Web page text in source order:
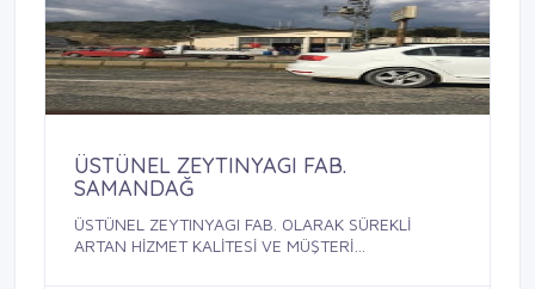
ÜSTÜNEL ZEYTINYAGI FAB.
SAMANDAĞ
ÜSTÜNEL ZEYTINYAGI FAB. OLARAK SÜREKLİ
ARTAN HİZMET KALİTESİ VE MÜŞTERİ